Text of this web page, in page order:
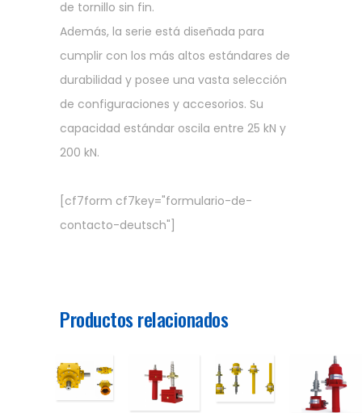
de tornillo sin fin.
Además, la serie está diseñada para
cumplir con los más altos estándares de
durabilidad y posee una vasta selección
de configuraciones y accesorios. Su
capacidad estándar oscila entre 25 kN y
200 kN.
[cf7form cf7key="formulario-de-
contacto-deutsch"]
Productos relacionados